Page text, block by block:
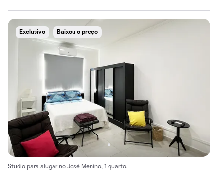
Exclusivo Baixou o preço
Studio para alugar no José Menino, 1 quarto.